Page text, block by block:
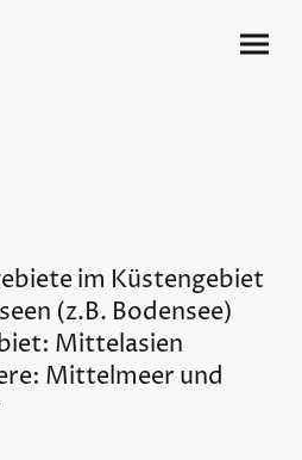
im Küstengebiet
(z.B. Bodensee)
Mittelasien
Mittelmeer und